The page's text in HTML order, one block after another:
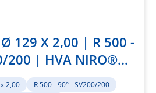
Ø 129 X 2,00 | R 500 -
200 | HVA NIRO®
1.4301
2,00
R 500 - 90° - SV200/200